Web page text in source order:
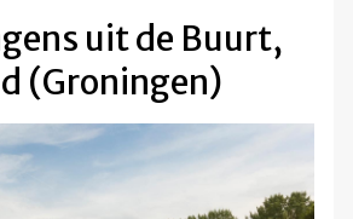
uit de Buurt,
(Groningen)